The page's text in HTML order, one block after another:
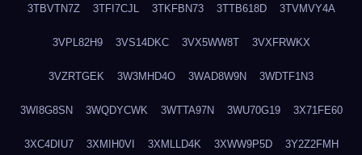
3TBVTN7Z 3TFI7CJL 3TKFBN73 3TTB618D 3TVMVY4A
3VPL82H9 3VS14DKC 3VX5WW8T 3VXFRWKX
3VZRTGEK 3W3MHD4O 3WAD8W9N 3WDTF1N3
3WI8G8SN 3WQDYCWK 3WTTA97N 3WU70G19 3X71FE60
3XC4DIU7 3XMIH0VI 3XMLLD4K 3XWW9P5D 3Y2Z2FMH